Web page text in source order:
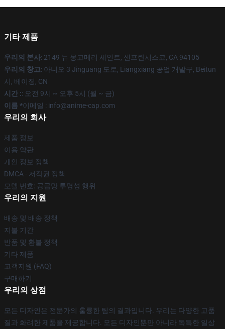
기타 제품
우리의 본사: 2149 뉴 몽고메리 세인트, 샌프란시스코, CA 94105
우리의 창고: 아니오 3 Jinguang 도로, Liangxiang 공업 개발구, Beitun
시, 베이징, CN
시간 :: 오전 9시 ~ 오후 5시 (월 ~ 금)
이름 *이메일 : info@anime-cap.com
우리의 회사
제품 정보
이용 약관
개인 정보 정책
DMCA - 저작권 정책
모델 번호: 공급망 투명성 행위
우리의 지원
배송 및 배송 정책
지불 기간
반품 및 환불 정책
기타 제품
고객지원 (FAQ)
구매하기
우리의 상점
모든 디자인은 전문가의 훌륭한 팀의 결과입니다. 우리는 다양한 고품
질과 화려한 제품을 제공합니다. 모든 디자인뿐만 아니라 독특한 일상